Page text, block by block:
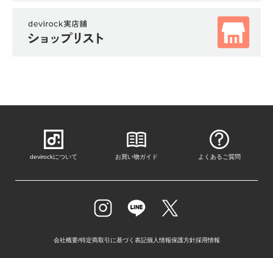
devirockについて お買い物ガイド よくあるご質問
会社概要/特定商取引に基づく表記個人情報保護方針採用情報